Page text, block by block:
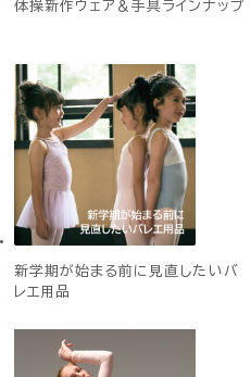
体操新作ウェア＆手具ラインナップ
新学期が始まる前に見直したいバ
レエ用品